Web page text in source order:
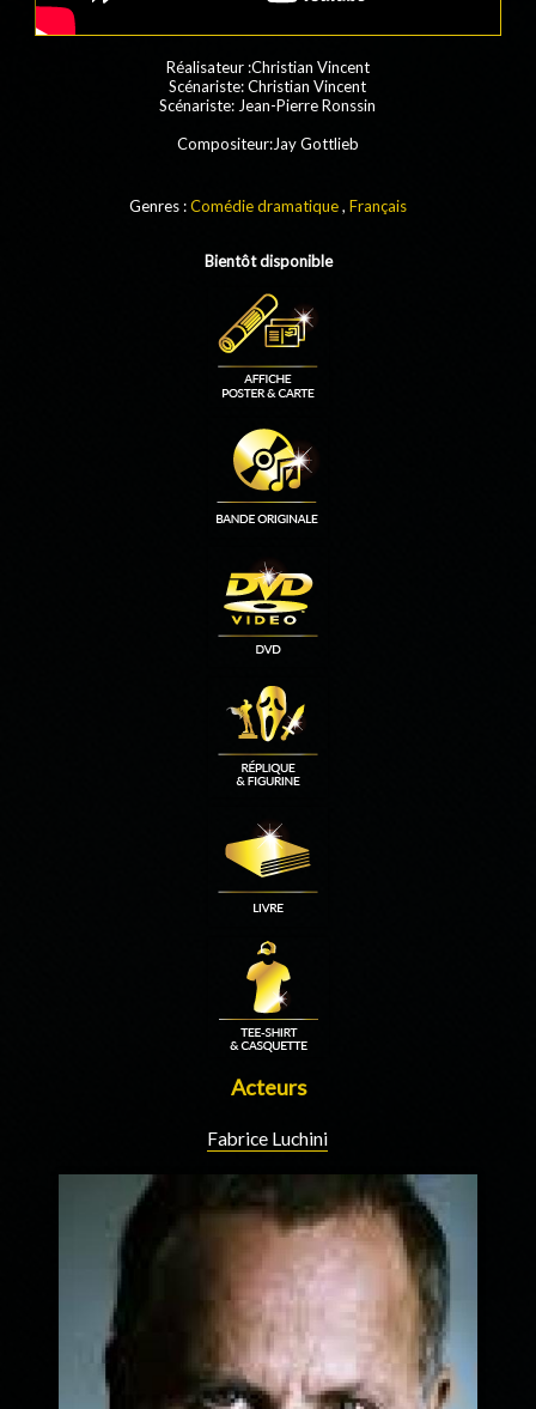
Réalisateur :Christian Vincent
Scénariste: Christian Vincent
Scénariste: Jean-Pierre Ronssin
Compositeur:Jay Gottlieb
Genres :Comédie dramatique, Français
Bientôt disponible
Acteurs
Fabrice Luchini